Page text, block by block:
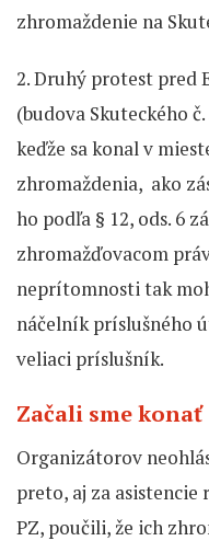
zhromaždenie na
2. Druhý protest pred
(budova Skuteckého
keďže sa konal v
zhromaždenia, ako
ho podľa § 12, ods. 6
zhromažďovacom
neprítomnosti tak
náčelník príslušného
veliaci príslušník.
Začali sme konať
Organizátorov
preto, aj za
PZ, poučili, že ich